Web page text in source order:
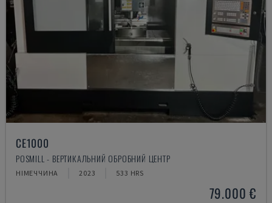
CE1000
POSMILL - ВЕРТИКАЛЬНИЙ ОБРОБНИЙ ЦЕНТР
НІМЕЧЧИНА 2023 533 HRS
79.000 €